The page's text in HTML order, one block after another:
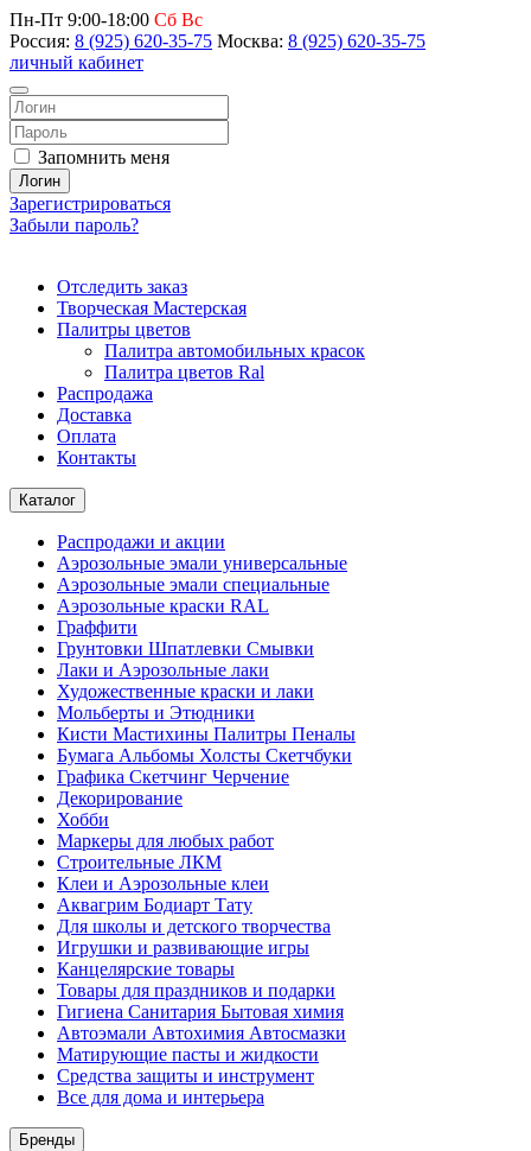
Пн-Пт 9:00-18:00 Сб Вс
Россия: 8 (925) 620-35-75 Москва: 8 (925) 620-35-75
личный кабинет
Запомнить меня
Логин
Зарегистрироваться
Забыли пароль?
Отследить заказ
Творческая Мастерская
Палитры цветов
Палитра автомобильных красок
Палитра цветов Ral
Распродажа
Доставка
Оплата
Контакты
Каталог
Распродажи и акции
Аэрозольные эмали универсальные
Аэрозольные эмали специальные
Аэрозольные краски RAL
Граффити
Грунтовки Шпатлевки Смывки
Лаки и Аэрозольные лаки
Художественные краски и лаки
Мольберты и Этюдники
Кисти Мастихины Палитры Пеналы
Бумага Альбомы Холсты Скетчбуки
Графика Скетчинг Черчение
Декорирование
Хобби
Маркеры для любых работ
Строительные ЛКМ
Клеи и Аэрозольные клеи
Аквагрим Бодиарт Тату
Для школы и детского творчества
Игрушки и развивающие игры
Канцелярские товары
Товары для праздников и подарки
Гигиена Санитария Бытовая химия
Автоэмали Автохимия Автосмазки
Матирующие пасты и жидкости
Средства защиты и инструмент
Все для дома и интерьера
Бренды